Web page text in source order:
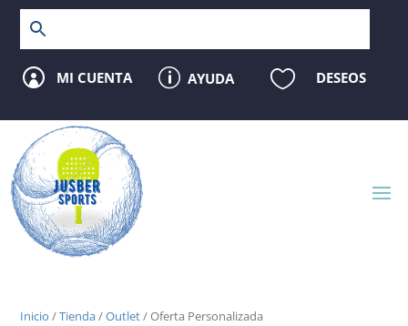
 MI CUENTA p AYUDA  DESEOS
Inicio /Tienda/Outlet/ Oferta Personalizada